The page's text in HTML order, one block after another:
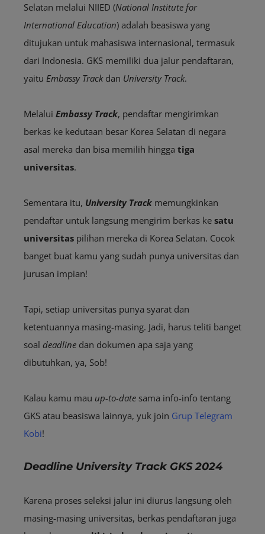
Selatan melalui NIIED (National Institute for
International Education) adalah beasiswa yang
ditujukan untuk mahasiswa internasional, termasuk
dari Indonesia. GKS memiliki dua jalur pendaftaran,
yaitu Embassy Trackdan University Track.
Melalui Embassy Track, pendaftar mengirimkan
berkas ke kedutaan besar Korea Selatan di negara
asal mereka dan bisa memilih hingga tiga
universitas.
Sementara itu, University Track memungkinkan
pendaftar untuk langsung mengirim berkas ke satu
universitas pilihan mereka di Korea Selatan. Cocok
banget buat kamu yang sudah punya universitas dan
jurusan impian!
Tapi, setiap universitas punya syarat dan
ketentuannya masing-masing. Jadi, harus teliti banget
soal deadline dan dokumen apa saja yang
dibutuhkan, ya, Sob!
Kalau kamu mau up-to-date sama info-info tentang
GKS atau beasiswa lainnya, yuk join Grup Telegram
Kobi!
Deadline University Track GKS 2024
Karena proses seleksi jalur ini diurus langsung oleh
masing-masing universitas, berkas pendaftaran juga